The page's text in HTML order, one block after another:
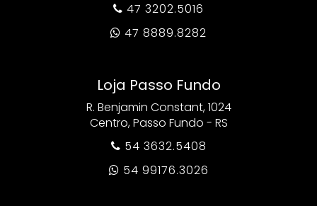
 47 3202.5016
 47 8889.8282
Loja Passo Fundo
R. Benjamin Constant, 1024
Centro, Passo Fundo - RS
 54 3632.5408
 54 99176.3026